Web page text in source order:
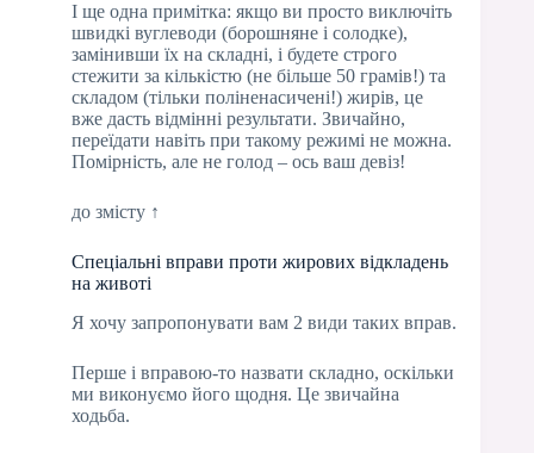
І ще одна примітка: якщо ви просто виключіть
швидкі вуглеводи (борошняне і солодке),
замінивши їх на складні, і будете строго
стежити за кількістю (не більше 50 грамів!) та
складом (тільки поліненасичені!) жирів, це
вже дасть відмінні результати. Звичайно,
переїдати навіть при такому режимі не можна.
Помірність, але не голод – ось ваш девіз!
до змісту ↑
Спеціальні вправи проти жирових відкладень
на животі
Я хочу запропонувати вам 2 види таких вправ.
Перше і вправою-то назвати складно, оскільки
ми виконуємо його щодня. Це звичайна
ходьба.